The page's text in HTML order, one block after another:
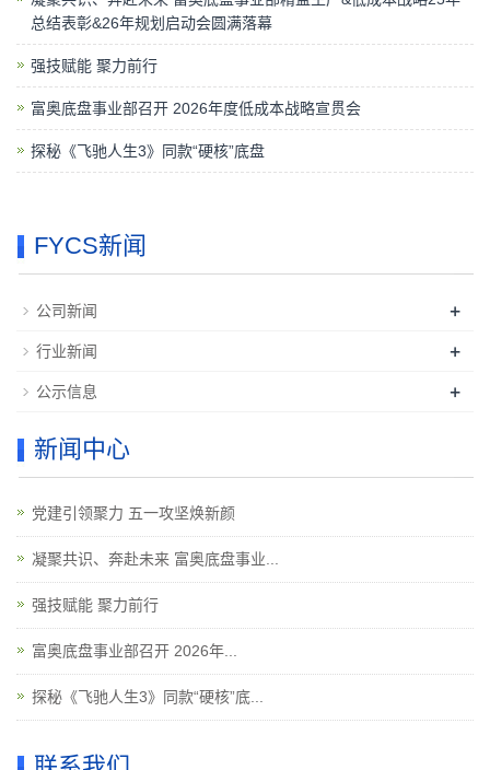
总结表彰&26年规划启动会圆满落幕
强技赋能 聚力前行
富奥底盘事业部召开 2026年度低成本战略宣贯会
探秘《飞驰人生3》同款“硬核”底盘
FYCS新闻
公司新闻 +
行业新闻 +
公示信息 +
新闻中心
党建引领聚力 五一攻坚焕新颜
凝聚共识、奔赴未来 富奥底盘事业...
强技赋能 聚力前行
富奥底盘事业部召开 2026年...
探秘《飞驰人生3》同款“硬核”底...